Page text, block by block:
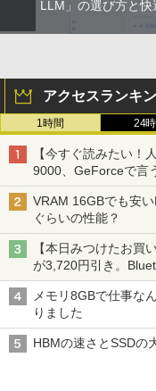
-
4
3
4
LLM」の選び方と快
アクセスランキ
1時間 24
【今すぐ読みたい！
9000、GeForceで言
VRAM 16GBでも安
ぐらいの性能？
【本日みつけたお買
が3,720円引き。
メモリ8GBで仕事な
りました
HBMの速さとSSDの